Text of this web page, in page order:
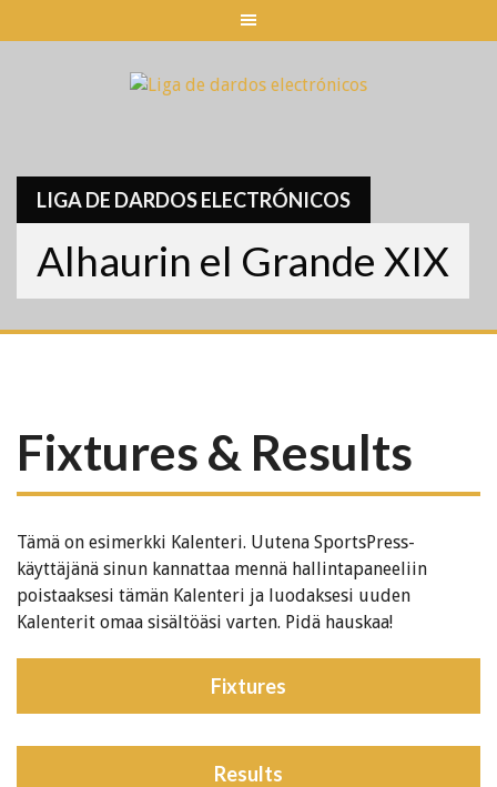
to
LIGA DE DARDOS ELECTRÓNICOS
Alhaurin el Grande XIX
Fixtures & Results
Tämä on esimerkki Kalenteri. Uutena SportsPress-
käyttäjänä sinun kannattaa mennä hallintapaneeliin
poistaaksesi tämän Kalenteri ja luodaksesi uuden
Kalenterit omaa sisältöäsi varten. Pidä hauskaa!
Fixtures
Results